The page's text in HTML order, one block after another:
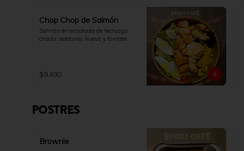
Chop Chop de Salmón
Salmón en ensalada de lechucga,
choclo, aceituna, huevo y tomate
$9.490
POSTRES
Brownie